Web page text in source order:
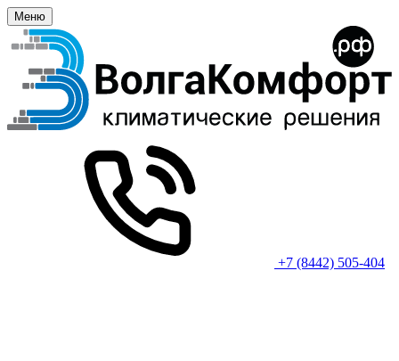
Меню
+7 (8442) 505-404